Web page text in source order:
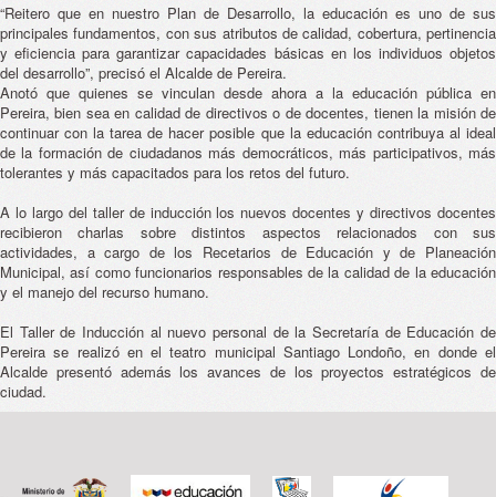
“Reitero que en nuestro Plan de Desarrollo, la educación es uno de sus
principales fundamentos, con sus atributos de calidad, cobertura, pertinencia
y eficiencia para garantizar capacidades básicas en los individuos objetos
del desarrollo”, precisó el Alcalde de Pereira.
Anotó que quienes se vinculan desde ahora a la educación pública en
Pereira, bien sea en calidad de directivos o de docentes, tienen la misión de
continuar con la tarea de hacer posible que la educación contribuya al ideal
de la formación de ciudadanos más democráticos, más participativos, más
tolerantes y más capacitados para los retos del futuro.
A lo largo del taller de inducción los nuevos docentes y directivos docentes
recibieron charlas sobre distintos aspectos relacionados con sus
actividades, a cargo de los Recetarios de Educación y de Planeación
Municipal, así como funcionarios responsables de la calidad de la educación
y el manejo del recurso humano.
El Taller de Inducción al nuevo personal de la Secretaría de Educación de
Pereira se realizó en el teatro municipal Santiago Londoño, en donde el
Alcalde presentó además los avances de los proyectos estratégicos de
ciudad.